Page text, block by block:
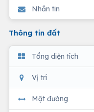
Nhắn tin
Thông tin đất
Tổng diện tích
Vị trí
Mặt đường